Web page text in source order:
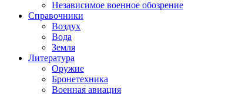
Независимое военное обозрение
Справочники
Воздух
Вода
Земля
Литература
Оружие
Бронетехника
Военная авиация